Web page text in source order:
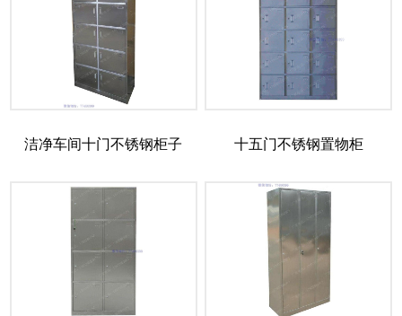
洁净车间十门不锈钢柜子 十五门不锈钢置物柜